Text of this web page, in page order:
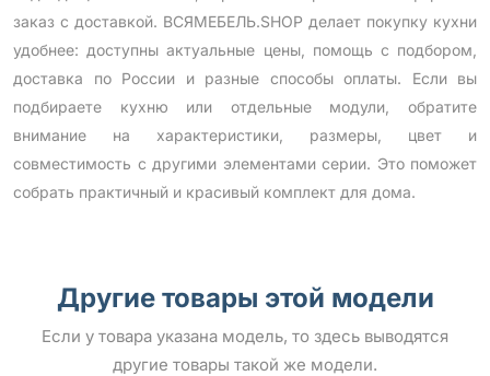
заказ с доставкой. ВСЯМЕБЕЛЬ.SHOP делает покупку кухни
удобнее: доступны актуальные цены, помощь с подбором,
доставка по России и разные способы оплаты. Если вы
подбираете кухню или отдельные модули, обратите
внимание на характеристики, размеры, цвет и
совместимость с другими элементами серии. Это поможет
собрать практичный и красивый комплект для дома.
Другие товары этой модели
Если у товара указана модель, то здесь выводятся
другие товары такой же модели.